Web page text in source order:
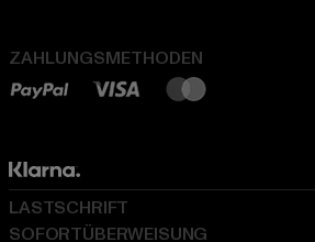
ZAHLUNGSMETHODEN
LASTSCHRIFT
SOFORTÜBERWEISUNG